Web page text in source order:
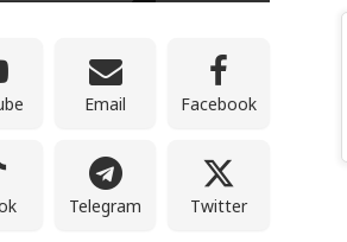
Facebook
Email
Twitter
Telegram